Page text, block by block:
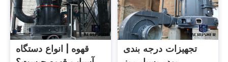
قهوه | انواع دستگاه
تجهیزات درجه بندی